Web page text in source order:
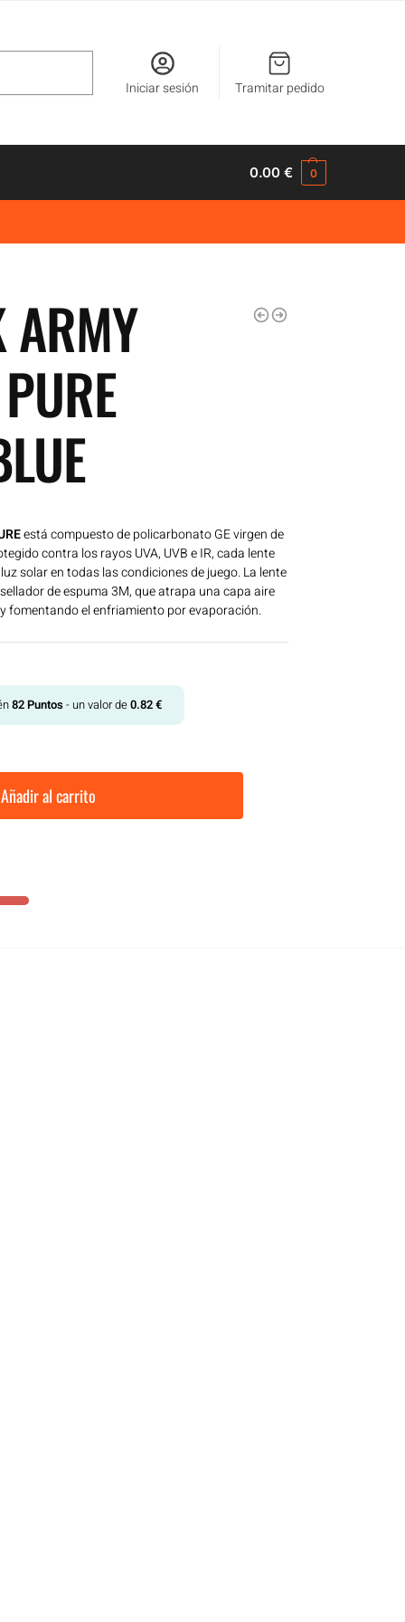
Iniciar sesión Tramitar pedido
0.00€ 0
ARMY
está compuesto de policarbonato GE virgen de
contra los rayos UVA, UVB e IR, cada lente
solar en todas las condiciones de juego. La lente
de espuma 3M, que atrapa una capa aire
fomentando el enfriamiento por evaporación.
82Puntos - un valor de0.82€
Añadir al carrito